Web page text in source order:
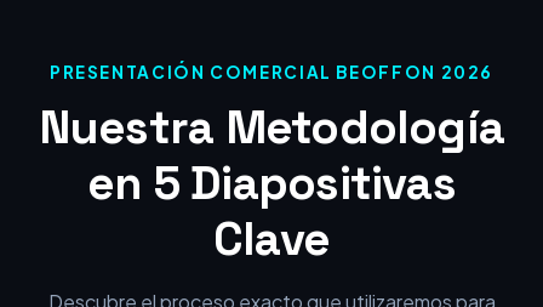
PRESENTACIÓN COMERCIAL BEOFFON 2026
Nuestra Metodología
en 5 Diapositivas
Clave
Descubre el proceso exacto que utilizaremos para